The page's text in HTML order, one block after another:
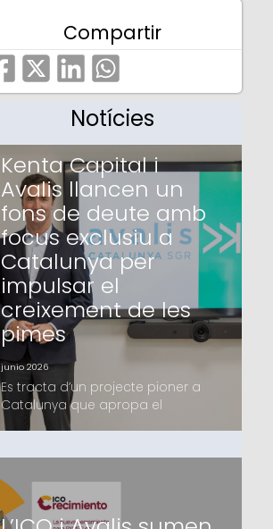
Compartir
Notícies
Kenta Capital i
Avalis llancen un
fons de deute amb
focus exclusiu a
Catalunya per
impulsar el
creixement de les
pimes
junio 2026
Es tracta d’un projecte pioner a
Catalunya que apropa el
finançament alternatiu a les pimes
Capital fa mesos que treballen i
que compta amb el suport d’un
grup d’inversors, tant family offices
com institucionals,